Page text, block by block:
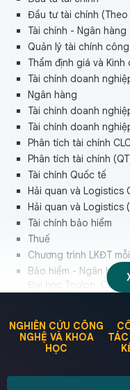
Đầu tư tài chính (Theo
Tài chính - Ngân hàng
Quản lý tài chính công
Thẩm định giá và
Tài chính doanh
Ngân hàng
Tài chính doanh
Tài chính doanh
Phân tích tài chính
Phân tích tài chính
Tài chính Quốc tế
Hải quan và Logistics
Hải quan và Logistics
Tài chính bảo hiểm
Thuế
Chương trình LKĐT
Bảo hiểm - Ngân
Đại học Toulon, CH
Tài chính Doanh
Tài chính - Ngân hàng
Kế toán
NGHIÊN CỨU CÔNG
NGHỆ VÀ KHOA
HỌC